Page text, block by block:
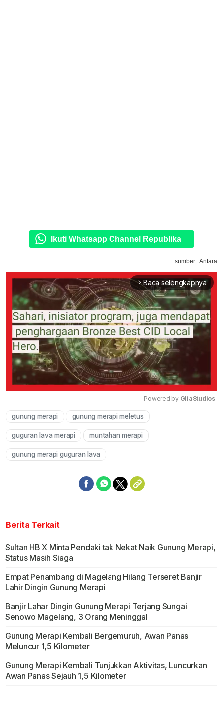
Ikuti Whatsapp Channel Republika
sumber : Antara
arrow_forward_ios Baca selengkapnya
Powered by GliaStudios
gunung merapi gunung merapi meletus
guguran lava merapi muntahan merapi
gunung merapi guguran lava
Berita Terkait
Sultan HB X Minta Pendaki tak Nekat Naik Gunung Merapi,
Status Masih Siaga
Empat Penambang di Magelang Hilang Terseret Banjir
Lahir Dingin Gunung Merapi
Banjir Lahar Dingin Gunung Merapi Terjang Sungai
Senowo Magelang, 3 Orang Meninggal
Gunung Merapi Kembali Bergemuruh, Awan Panas
Meluncur 1,5 Kilometer
Gunung Merapi Kembali Tunjukkan Aktivitas, Luncurkan
Awan Panas Sejauh 1,5 Kilometer